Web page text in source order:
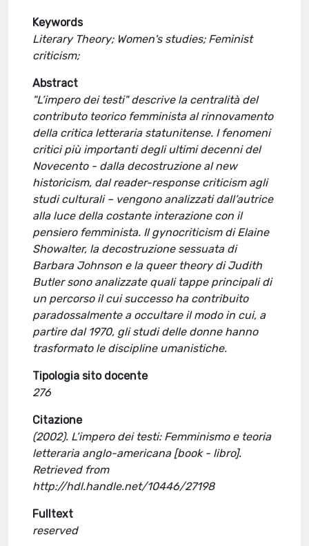
Keywords
Literary Theory; Women's studies; Feminist
criticism;
Abstract
"L’impero dei testi" descrive la centralità del
contributo teorico femminista al rinnovamento
della critica letteraria statunitense. I fenomeni
critici più importanti degli ultimi decenni del
Novecento - dalla decostruzione al new
historicism, dal reader-response criticism agli
studi culturali – vengono analizzati dall’autrice
alla luce della costante interazione con il
pensiero femminista. Il gynocriticism di Elaine
Showalter, la decostruzione sessuata di
Barbara Johnson e la queer theory di Judith
Butler sono analizzate quali tappe principali di
un percorso il cui successo ha contribuito
paradossalmente a occultare il modo in cui, a
partire dal 1970, gli studi delle donne hanno
trasformato le discipline umanistiche.
Tipologia sito docente
276
Citazione
(2002). L’impero dei testi: Femminismo e teoria
letteraria anglo-americana [book - libro].
Retrieved from
http://hdl.handle.net/10446/27198
Fulltext
reserved